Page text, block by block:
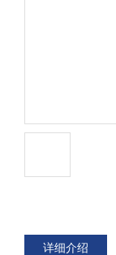
详细介绍